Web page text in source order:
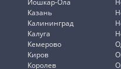
Йошкар-Ола
Казань
Калининград
Калуга
Кемерово
Киров
Королев